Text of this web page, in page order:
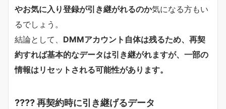
やお気に入り登録が引き継がれるのか気になる方もい
るでしょう。
結論として、 DMMアカウント自体は残るため、再契
約すれば基本的なデータは引き継がれますが、一部の
情報はリセットされる可能性があります。
???? 再契約時に引き継げるデータ